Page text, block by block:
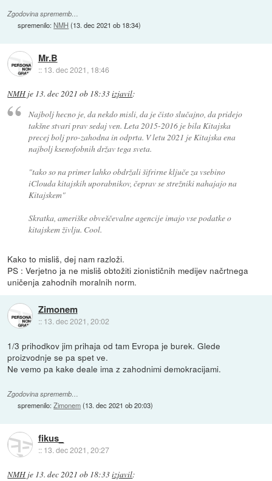
Zgodovina sprememb…
spremenilo:NMH (13. dec 2021 ob 18:34)
Mr.B
:: 13. dec 2021, 18:46
NMH je 13. dec 2021 ob 18:33izjavil:
Najbolj hecno je, da nekdo misli, da je čisto slučajno, da pridejo
takšne stvari prav sedaj ven. Leta 2015-2016 je bila Kitajska
precej bolj pro-zahodna in odprta. V letu 2021 je Kitajska ena
najbolj ksenofobnih držav tega sveta.
"tako so na primer lahko obdržali šifrirne ključe za vsebino
iClouda kitajskih uporabnikov, čeprav se strežniki nahajajo na
Kitajskem"
Skratka, ameriške obveščevalne agencije imajo vse podatke o
kitajskem življu. Cool.
Kako to misliš, dej nam razloži.
PS : Verjetno ja ne misliš obtožiti zionističnih medijev načrtnega
uničenja zahodnih moralnih norm.
Zimonem
:: 13. dec 2021, 20:02
1/3 prihodkov jim prihaja od tam Evropa je burek. Glede
proizvodnje se pa spet ve.
Ne vemo pa kake deale ima z zahodnimi demokracijami.
Zgodovina sprememb…
spremenilo:Zimonem(13. dec 2021 ob 20:03)
fikus_
:: 13. dec 2021, 20:27
NMH je 13. dec 2021 ob 18:33izjavil: